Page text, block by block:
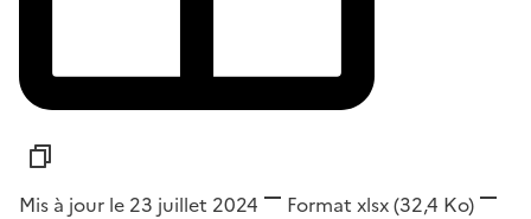
Mis à jour le 23 juillet 2024 Format xlsx(32,4 Ko)